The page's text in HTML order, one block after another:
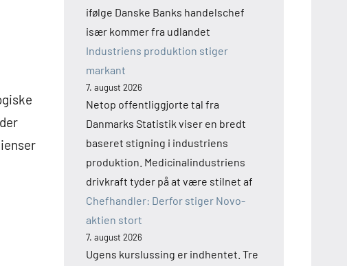
ifølge Danske Banks handelschef
især kommer fra udlandet
Industriens produktion stiger
markant
7. august 2026
Netop offentliggjorte tal fra
Danmarks Statistik viser en bredt
baseret stigning i industriens
produktion. Medicinalindustriens
drivkraft tyder på at være stilnet af
Chefhandler: Derfor stiger Novo-
aktien stort
7. august 2026
Ugens kurslussing er indhentet. Tre